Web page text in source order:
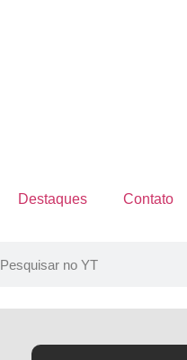
Destaques Contato